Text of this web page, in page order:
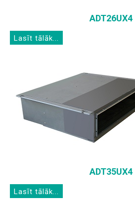
ADT26UX4
Lasīt tālāk...
ADT35UX4
Lasīt tālāk...